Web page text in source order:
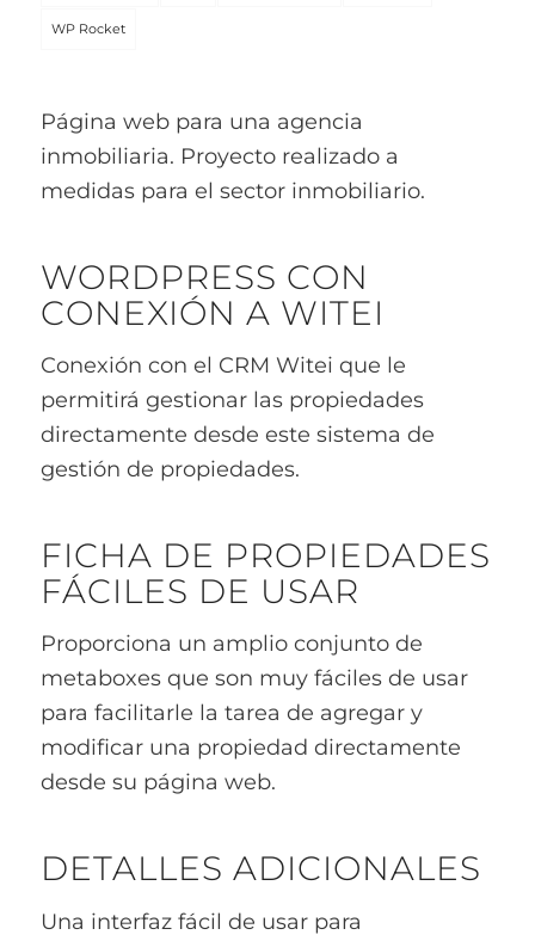
WP Rocket
Página web para una agencia
inmobiliaria. Proyecto realizado a
medidas para el sector inmobiliario.
WORDPRESS CON
CONEXIÓN A WITEI
Conexión con el CRM Witei que le
permitirá gestionar las propiedades
directamente desde este sistema de
gestión de propiedades.
FICHA DE PROPIEDADES
FÁCILES DE USAR
Proporciona un amplio conjunto de
metaboxes que son muy fáciles de usar
para facilitarle la tarea de agregar y
modificar una propiedad directamente
desde su página web.
DETALLES ADICIONALES
Una interfaz fácil de usar para